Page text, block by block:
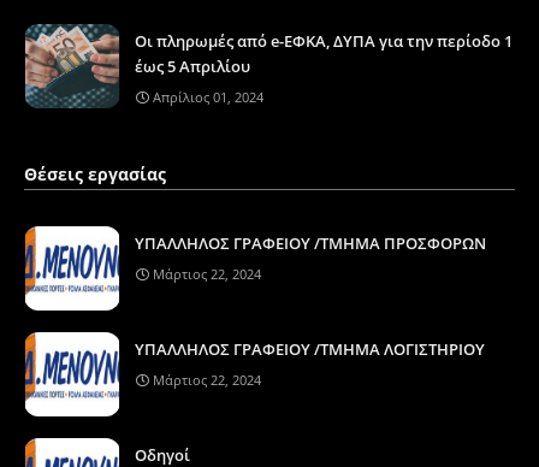
Οι πληρωμές από e-ΕΦΚΑ, ΔΥΠΑ για την περίοδο 1
έως 5 Απριλίου
Απρίλιος 01, 2024
Θέσεις εργασίας
ΥΠΑΛΛΗΛΟΣ ΓΡΑΦΕΙΟΥ /ΤΜΗΜΑ ΠΡΟΣΦΟΡΩΝ
Μάρτιος 22, 2024
ΥΠΑΛΛΗΛΟΣ ΓΡΑΦΕΙΟΥ /ΤΜΗΜΑ ΛΟΓΙΣΤΗΡΙΟΥ
Μάρτιος 22, 2024
Οδηγοί